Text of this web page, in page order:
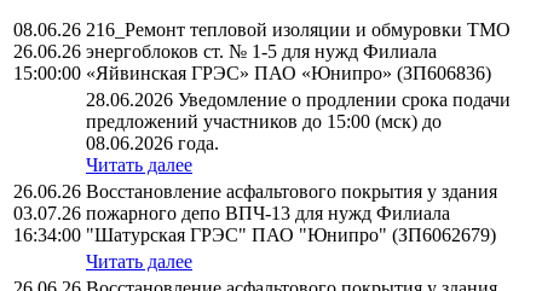
08.06.26
26.06.26
15:00:00
216_Ремонт тепловой изоляции и обмуровки ТМО
энергоблоков ст. № 1-5 для нужд Филиала
«Яйвинская ГРЭС» ПАО «Юнипро» (ЗП606836)
28.06.2026 Уведомление о продлении срока подачи
предложений участников до 15:00 (мск) до
08.06.2026 года.
Читать далее
26.06.26
03.07.26
16:34:00
Восстановление асфальтового покрытия у здания
пожарного депо ВПЧ-13 для нужд Филиала
"Шатурская ГРЭС" ПАО "Юнипро" (ЗП6062679)
Читать далее